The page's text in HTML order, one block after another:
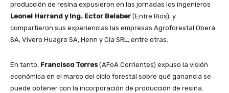
producción de resina expusieron en las jornadas los ingenieros
Leonel Harrand y Ing. Ector Belaber (Entre Ríos), y
compartieron sus experiencias las empresas Agroforestal Oberá
SA, Vivero Huagro SA, Henn y Cía SRL, entre otras.
En tanto, Francisco Torres(AFoA Corrientes) expuso la visión
económica en el marco del ciclo forestal sobre qué ganancia se
puede obtener con la incorporación de producción de resina.